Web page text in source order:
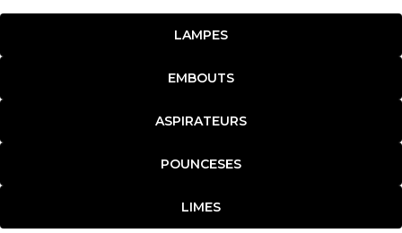
LAMPES
EMBOUTS
ASPIRATEURS
POUNCESES
LIMES